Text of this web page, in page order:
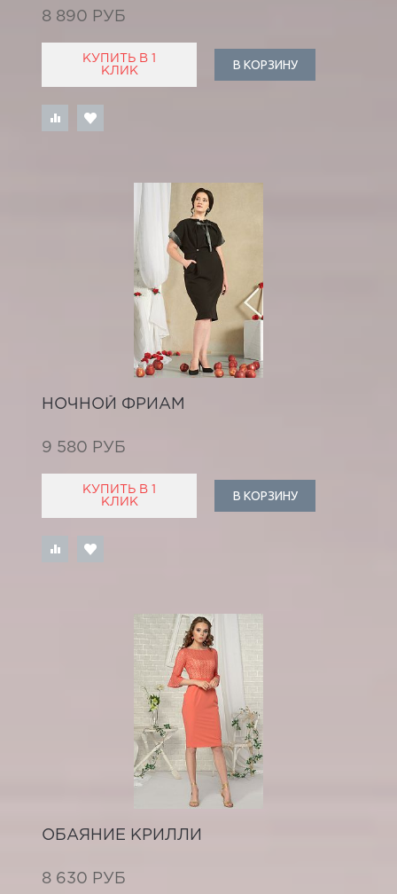
8 890 РУБ
КУПИТЬ В 1
КЛИК
В КОРЗИНУ
НОЧНОЙ ФРИАМ
9 580 РУБ
КУПИТЬ В 1
КЛИК
В КОРЗИНУ
ОБАЯНИЕ КРИЛЛИ
8 630 РУБ